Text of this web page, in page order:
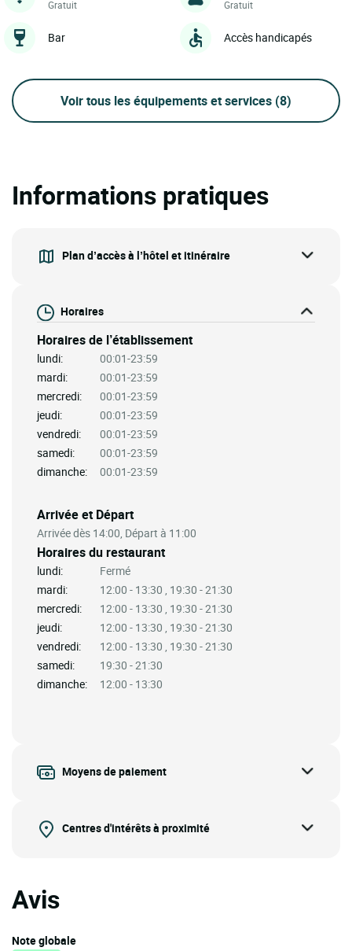
Gratuit Gratuit
Bar Accès handicapés
Voir tous les équipements et services (8)
Informations pratiques
Plan d’accès à l’hôtel et itinéraire
Horaires
Horaires de l’établissement
lundi:
00:01-23:59
mardi:
00:01-23:59
mercredi:
00:01-23:59
jeudi:
00:01-23:59
vendredi:
00:01-23:59
samedi:
00:01-23:59
dimanche:
00:01-23:59
Arrivée et Départ
Arrivée dès 14:00, Départ à 11:00
Horaires du restaurant
lundi:
Fermé
mardi:
12:00 - 13:30 , 19:30 - 21:30
mercredi:
12:00 - 13:30 , 19:30 - 21:30
jeudi:
12:00 - 13:30 , 19:30 - 21:30
vendredi:
12:00 - 13:30 , 19:30 - 21:30
samedi:
19:30 - 21:30
dimanche:
12:00 - 13:30
Moyens de paiement
Centres d'intérêts à proximité
Avis
Note globale